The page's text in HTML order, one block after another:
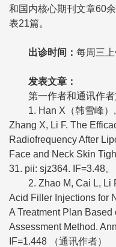
和国内核心期刊文章60
表21篇。
出诊时间 ： 每周三
发表文章 ：
第一作者和通讯作者
1. Han X（韩雪峰）,
Zhang X, Li F. The
Radiofrequency After
Face and Neck Skin
31. pii: sjz364. IF=3.48。
2. Zhao M, Cai L, Li
Acid Filler Injections for
A Treatment Plan
Assessment Method.
IF=1.448 （通讯作者）